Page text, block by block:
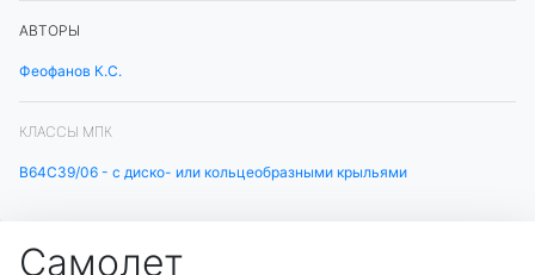
АВТОРЫ
Феофанов К.С.
КЛАССЫ МПК
B64C39/06 - с диско- или кольцеобразными крыльями
Самолет